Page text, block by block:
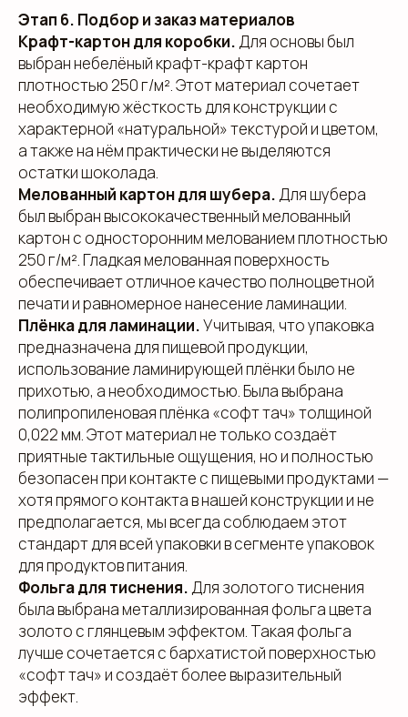
Этап 6. Подбор и заказ материалов
Крафт-картон для коробки.Для основы был
выбран небелёный крафт-крафт картон
плотностью 250 г/м². Этот материал сочетает
необходимую жёсткость для конструкции с
характерной «натуральной» текстурой и цветом,
а также на нём практически не выделяются
остатки шоколада.
Мелованный картон для шубера.Для шубера
был выбран высококачественный мелованный
картон с односторонним мелованием плотностью
250 г/м². Гладкая мелованная поверхность
обеспечивает отличное качество полноцветной
печати и равномерное нанесение ламинации.
Плёнка для ламинации.Учитывая, что упаковка
предназначена для пищевой продукции,
использование ламинирующей плёнки было не
прихотью, а необходимостью. Была выбрана
полипропиленовая плёнка «софт тач» толщиной
0,022 мм. Этот материал не только создаёт
приятные тактильные ощущения, но и полностью
безопасен при контакте с пищевыми продуктами —
хотя прямого контакта в нашей конструкции и не
предполагается, мы всегда соблюдаем этот
стандарт для всей упаковки в сегменте упаковок
для продуктов питания.
Фольга для тиснения.Для золотого тиснения
была выбрана металлизированная фольга цвета
золото с глянцевым эффектом. Такая фольга
лучше сочетается с бархатистой поверхностью
«софт тач» и создаёт более выразительный
эффект.